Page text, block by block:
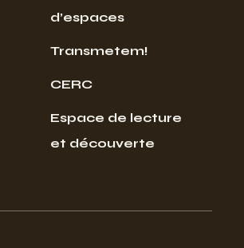
d’espaces
Transmetem!
CERC
Espace de lecture
et découverte